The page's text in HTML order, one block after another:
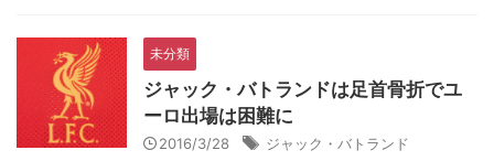
未分類
ジャック・バトランドは足首骨折でユ
ーロ出場は困難に
2016/3/28 ジャック・バトランド